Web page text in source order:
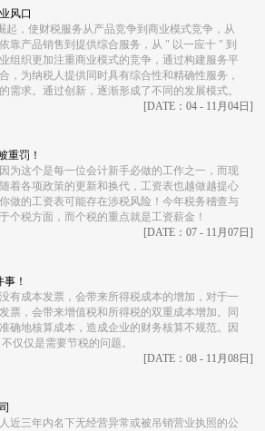
风口
起，使财税服务从产品竞争到商业模式竞争，从
靠产品销售到提供综合服务，从 " 以一应十 " 到
组织更加注重商业模式的竞争，通过构建服务平
，为纳税人提供同时具有综合性和精确性服务，
需求。通过创新，逐渐形成了不同的发展模式。
[DATE：04 - 11月04日]
重罚！
为这个是每一位会计新手必做的工作之一，而现
着各项政策的更新和换代，工资表也越做越提心
做的工资表可能存在涉税风险！今年税务稽查与
个税方面，而个税的重点就是工资薪金！
[DATE：07 - 11月07日]
！
有成本发票，会带来所得税成本的增加，对于一
票，会带来增值税和所得税的双重成本增加。同
确地核算成本，造成企业的财务核算不规范。因
仅仅是需要节税的问题。
[DATE：08 - 11月08日]
近三年内名下无经营异常或被吊销营业执照的公